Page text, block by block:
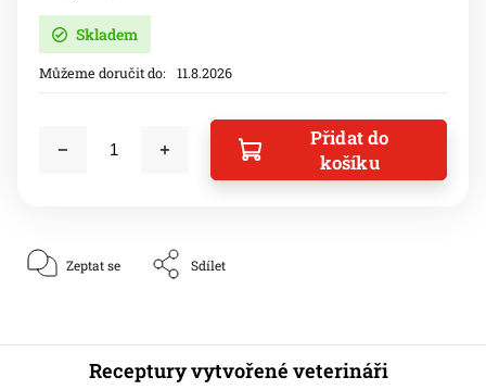
Skladem
Můžeme doručit do: 11.8.2026
Přidat do
košíku
Zeptat se Sdílet
Receptury vytvořené veterináři